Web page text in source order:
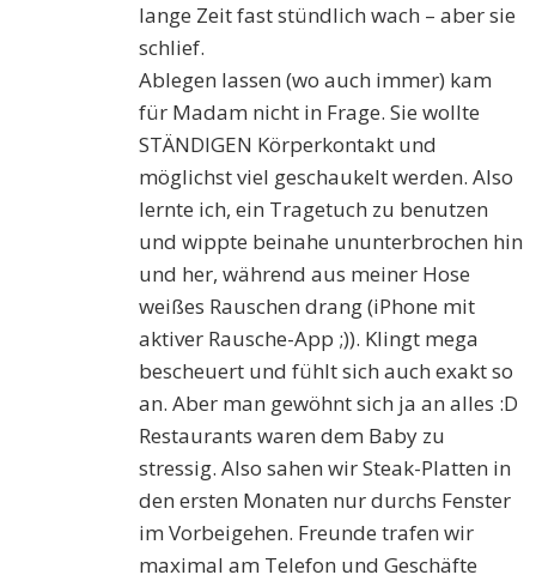
lange Zeit fast stündlich wach – aber sie
schlief.
Ablegen lassen (wo auch immer) kam
für Madam nicht in Frage. Sie wollte
STÄNDIGEN Körperkontakt und
möglichst viel geschaukelt werden. Also
lernte ich, ein Tragetuch zu benutzen
und wippte beinahe ununterbrochen hin
und her, während aus meiner Hose
weißes Rauschen drang (iPhone mit
aktiver Rausche-App ;)). Klingt mega
bescheuert und fühlt sich auch exakt so
an. Aber man gewöhnt sich ja an alles :D
Restaurants waren dem Baby zu
stressig. Also sahen wir Steak-Platten in
den ersten Monaten nur durchs Fenster
im Vorbeigehen. Freunde trafen wir
maximal am Telefon und Geschäfte